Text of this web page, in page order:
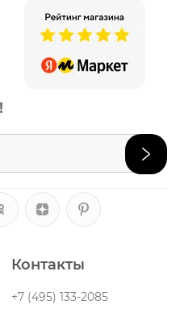
Контакты
+7 (495) 133-2085